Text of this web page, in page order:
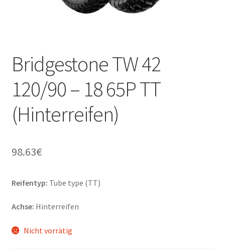
Bridgestone TW 42
120/90 – 18 65P TT
(Hinterreifen)
98.63€
Reifentyp: Tube type (TT)
Achse: Hinterreifen
Nicht vorrätig